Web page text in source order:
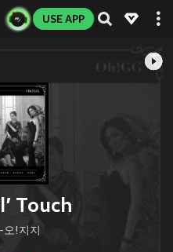
USE APP
Touch
!지지